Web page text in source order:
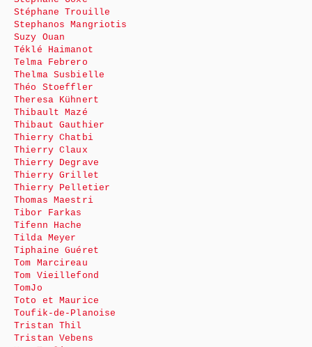
Stéphane Trouille
Stephanos Mangriotis
Suzy Ouan
Téklé Haimanot
Telma Febrero
Thelma Susbielle
Théo Stoeffler
Theresa Kühnert
Thibault Mazé
Thibaut Gauthier
Thierry Chatbi
Thierry Claux
Thierry Degrave
Thierry Grillet
Thierry Pelletier
Thomas Maestri
Tibor Farkas
Tifenn Hache
Tilda Meyer
Tiphaine Guéret
Tom Marcireau
Tom Vieillefond
TomJo
Toto et Maurice
Toufik-de-Planoise
Tristan Thil
Tristan Vebens